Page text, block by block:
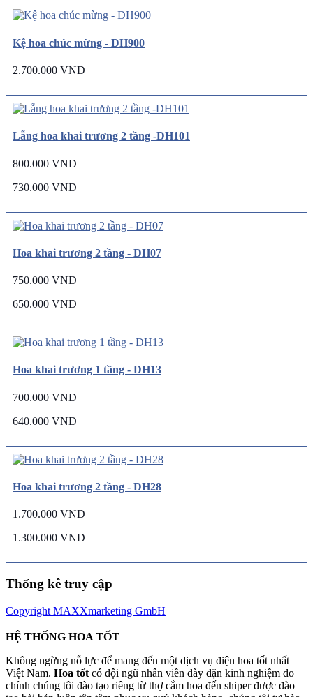
Kệ hoa chúc mừng - DH900
2.700.000 VND
Lẵng hoa khai trương 2 tầng -DH101
800.000 VND
730.000 VND
Hoa khai trương 2 tầng - DH07
750.000 VND
650.000 VND
Hoa khai trương 1 tầng - DH13
700.000 VND
640.000 VND
Hoa khai trương 2 tầng - DH28
1.700.000 VND
1.300.000 VND
Thống kê truy cập
Copyright MAXXmarketing GmbH
HỆ THỐNG HOA TỐT
Không ngừng nỗ lực để mang đến một dịch vụ điện hoa tốt nhất
Việt Nam. Hoa tốt có đội ngũ nhân viên dày dặn kinh nghiệm do
chính chúng tôi đào tạo riêng từ thợ cắm hoa đến shiper được đào